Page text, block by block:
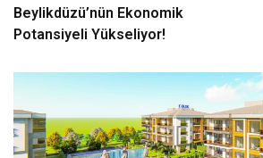
Beylikdüzü’nün Ekonomik
Potansiyeli Yükseliyor!